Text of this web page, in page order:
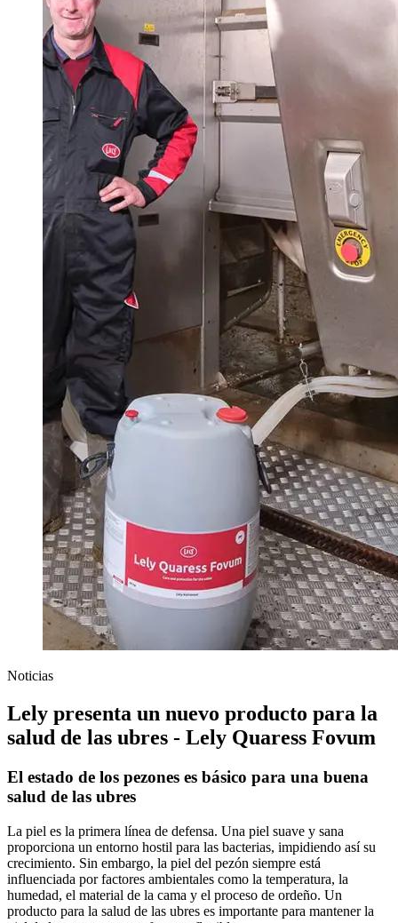
Noticias
Lely presenta un nuevo producto para la
salud de las ubres - Lely Quaress Fovum
El estado de los pezones es básico para una buena
salud de las ubres
La piel es la primera línea de defensa. Una piel suave y sana
proporciona un entorno hostil para las bacterias, impidiendo así su
crecimiento. Sin embargo, la piel del pezón siempre está
influenciada por factores ambientales como la temperatura, la
humedad, el material de la cama y el proceso de ordeño. Un
producto para la salud de las ubres es importante para mantener la